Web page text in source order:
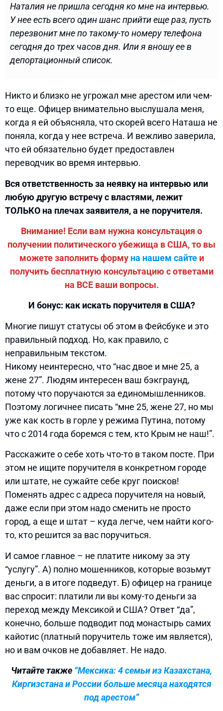
Наталия не пришла сегодня ко мне на интервью.
У нее есть всего один шанс прийти еще раз, пусть
перезвонит мне по такому-то номеру телефона
сегодня до трех часов дня. Или я вношу ее в
депортационный список.
Никто и близко не угрожал мне арестом или чем-
то еще. Офицер внимательно выслушала меня,
когда я ей объясняла, что скорей всего Наташа не
поняла, когда у нее встреча. И вежливо заверила,
что ей обязательно будет предоставлен
переводчик во время интервью.
Вся ответственность за неявку на интервью или
любую другую встречу с властями, лежит
ТОЛЬКО на плечах заявителя, а не поручителя.
Внимание! Если вам нужна консультация о
получении политического убежища в США, то вы
можете заполнить форму на нашем сайтеи
получить бесплатную консультацию с ответами
на ВСЕ ваши вопросы.
И бонус: как искать поручителя в США?
Многие пишут статусы об этом в Фейсбуке и это
правильный подход. Но, как правило, с
неправильным текстом.
Никому неинтересно, что “нас двое и мне 25, а
жене 27”. Людям интересен ваш бэкграунд,
потому что поручаются за единомышленников.
Поэтому логичнее писать “мне 25, жене 27, но мы
уже как кость в горле у режима Путина, потому
что с 2014 года боремся с тем, кто Крым не наш!”.
Расскажите о себе хоть что-то в таком посте. При
этом не ищите поручителя в конкретном городе
или штате, не сужайте себе круг поисков!
Поменять адрес с адреса поручителя на новый,
даже если при этом надо сменить не просто
город, а еще и штат – куда легче, чем найти кого-
то, кто решится за вас поручиться.
И самое главное – не платите никому за эту
“услугу”. А) полно мошенников, которые возьмут
деньги, а в итоге подведут. Б) офицер на границе
вас спросит: платили ли вы кому-то деньги за
переход между Мексикой и США? Ответ “да”,
конечно, больше подводит под монастырь самих
кайотис (платный поручитель тоже им является),
но и вам очков не добавляет. Не надо.
Читайте также “Мексика: 4 семьи из Казахстана,
Киргизстана и России больше месяца находятся
под арестом”